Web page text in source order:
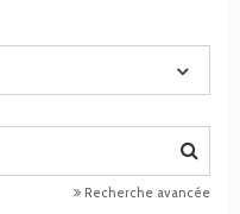
Recherche avancée